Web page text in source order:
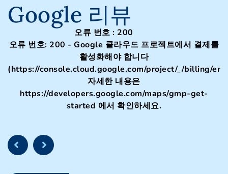
Google 리뷰
오류 번호 : 200
오류 번호: 200 - Google 클라우드 프로젝트에서 결제를
활성화해야 합니다
(https://console.cloud.google.com/project/_/billing/
자세한 내용은
https://developers.google.com/maps/gmp-get-
started 에서 확인하세요.